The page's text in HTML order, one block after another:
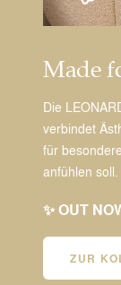
Made
Die
verbindet
für
anfühlen soll.
✨ OUT
ZUR